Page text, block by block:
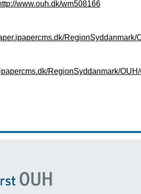
www.ouh.dk/wm508166
RegionSyddanmark/